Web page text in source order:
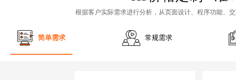
根据客户实际需求进行分析，从页面设计、程序功能、
简单需求 常规需求